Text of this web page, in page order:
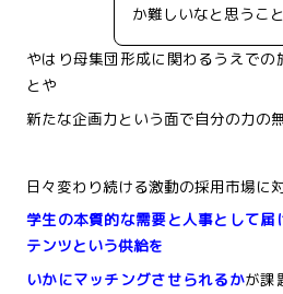
か難しいなと思うこ
やはり母集団形成に関わるうえでの
とや
新たな企画力という面で自分の力の
日々変わり続ける激動の採用市場に対
学生の本質的な需要と人事として
テンツという供給を
いかにマッチングさせられるかが課